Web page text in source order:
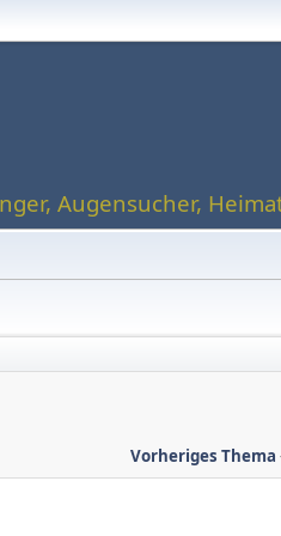
Augensucher,
Vorheriges Thema